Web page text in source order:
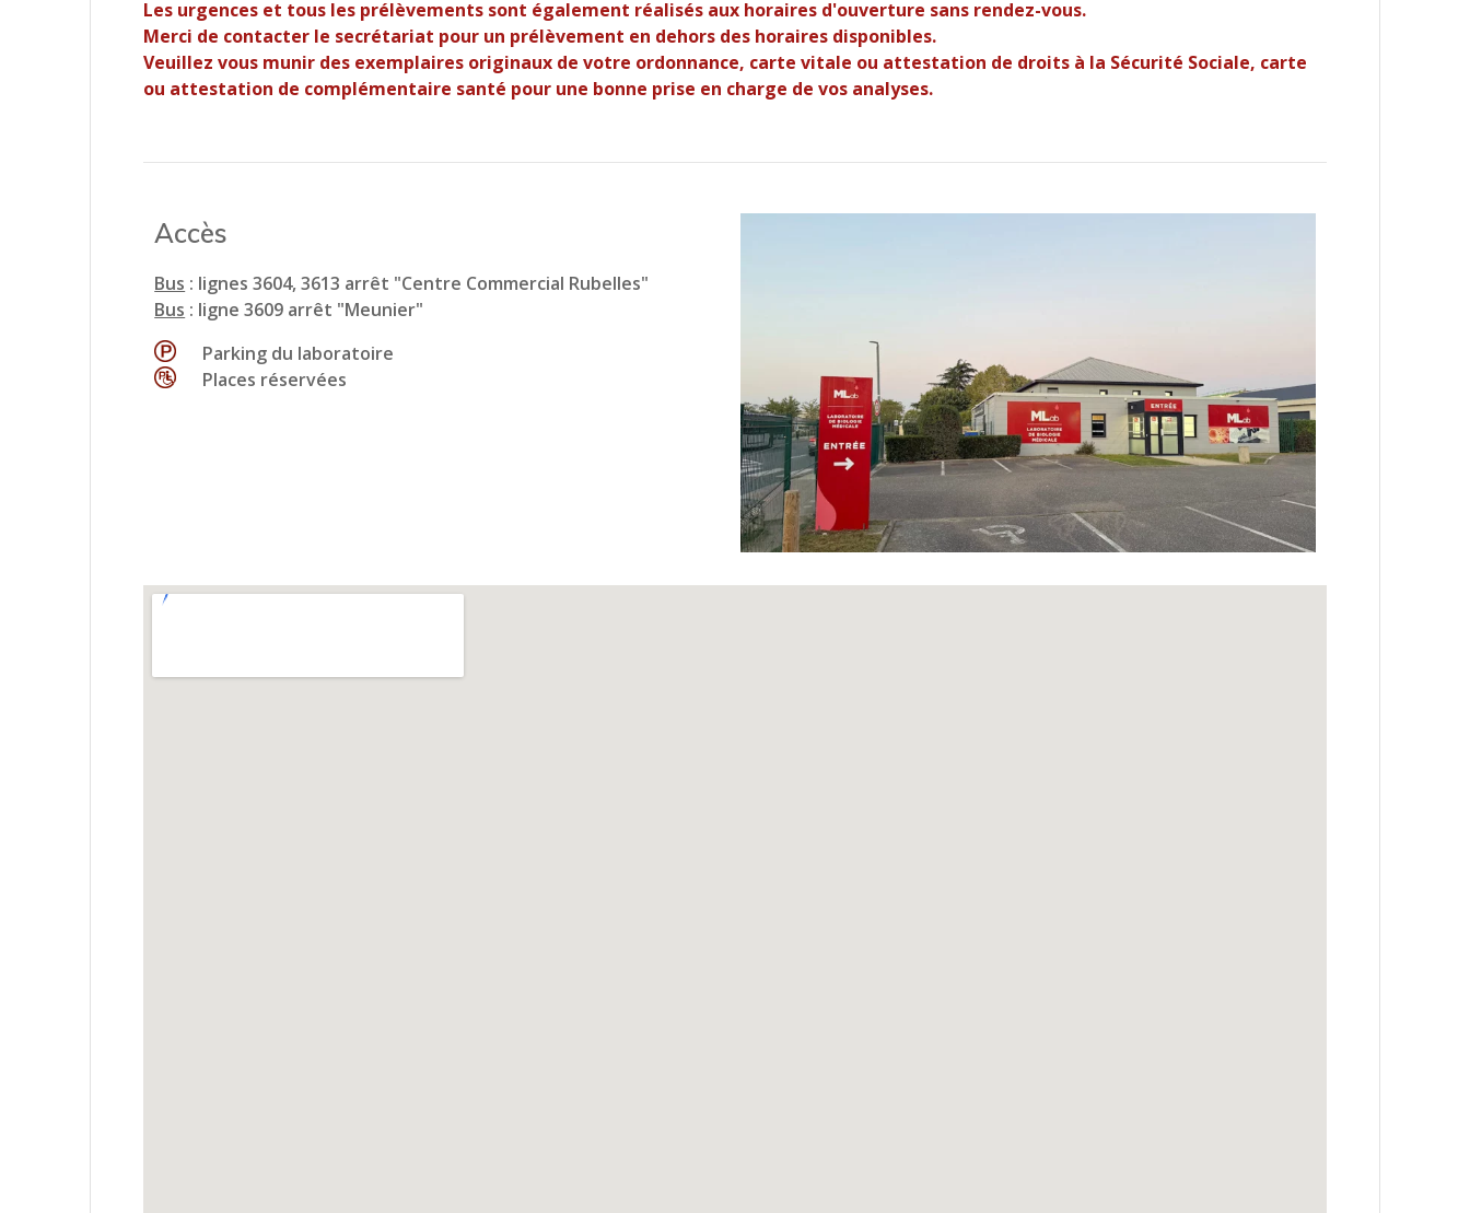
Les urgences et tous les prélèvements sont également réalisés aux horaires d'ouverture sans rendez-vous.
Merci de contacter le secrétariat pour un prélèvement en dehors des horaires disponibles.
Veuillez vous munir des exemplaires originaux de votre ordonnance, carte vitale ou attestation de droits à la Sécurité Sociale, carte
ou attestation de complémentaire santé pour une bonne prise en charge de vos analyses.
Accès
Bus : lignes 3604, 3613 arrêt "Centre Commercial Rubelles"
Bus : ligne 3609 arrêt "Meunier"
Parking du laboratoire
Places réservées